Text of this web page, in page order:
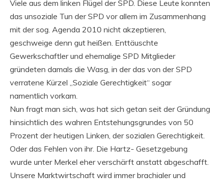
Viele aus dem linken Flügel der SPD. Diese Leute konnten
das unsoziale Tun der SPD vor allem im Zusammenhang
mit der sog. Agenda 2010 nicht akzeptieren,
geschweige denn gut heißen. Enttäuschte
Gewerkschaftler und ehemalige SPD Mitglieder
gründeten damals die Wasg, in der das von der SPD
verratene Kürzel „Soziale Gerechtigkeit“ sogar
namentlich vorkam.
Nun fragt man sich, was hat sich getan seit der Gründung
hinsichtlich des wahren Entstehungsgrundes von 50
Prozent der heutigen Linken, der sozialen Gerechtigkeit.
Oder das Fehlen von ihr. Die Hartz- Gesetzgebung
wurde unter Merkel eher verschärft anstatt abgeschafft.
Unsere Marktwirtschaft wird immer brachialer und